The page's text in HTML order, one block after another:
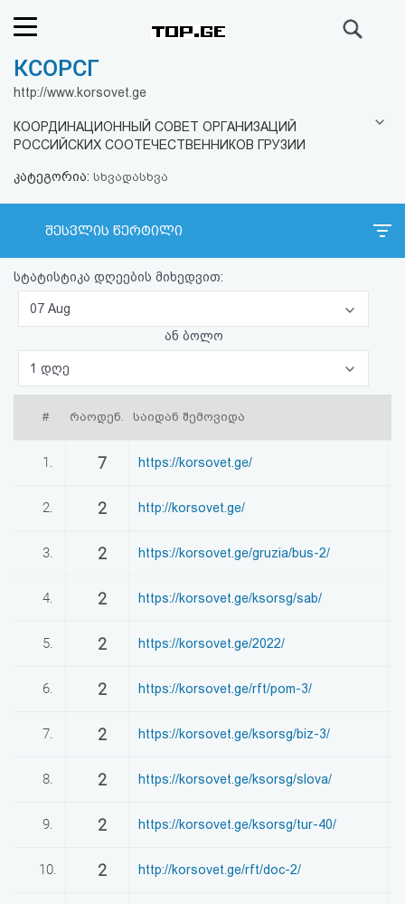
რეიტინგი
კითხვა-
პასუხი
ავტორიზაცია
პაროლის
აღდგენა
HTML
კოდი
სალიცენზიო
პასუხისმგებლობის
უარყოფა
КСОРСГ
http://www.korsovet.ge
КООРДИНАЦИОННЫЙ СОВЕТ ОРГАНИЗАЦИЙ
РОССИЙСКИХ СООТЕЧЕСТВЕННИКОВ ГРУЗИИ
კატეგორია: სხვადასხვა
შესვლის წერტილი
სტატისტიკა დღეების მიხედვით:
07 Aug
ან ბოლო
1 დღე
# რაოდენ. საიდან შემოვიდა
1. 7 https://korsovet.ge/
2. 2 http://korsovet.ge/
3. 2 https://korsovet.ge/gruzia/bus-2/
4. 2 https://korsovet.ge/ksorsg/sab/
5. 2 https://korsovet.ge/2022/
6. 2 https://korsovet.ge/rft/pom-3/
7. 2 https://korsovet.ge/ksorsg/biz-3/
8. 2 https://korsovet.ge/ksorsg/slova/
9. 2 https://korsovet.ge/ksorsg/tur-40/
10. 2 http://korsovet.ge/rft/doc-2/